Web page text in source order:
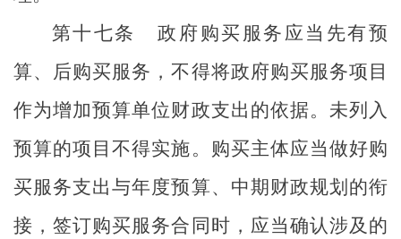
第十七条
政府购买服务应当先有预
算、后购买服务，不得将政府购买服务项目
作为增加预算单位财政支出的依据。未列入
预算的项目不得实施。购买主体应当做好购
买服务支出与年度预算、中期财政规划的衔
接，签订购买服务合同时，应当确认涉及的